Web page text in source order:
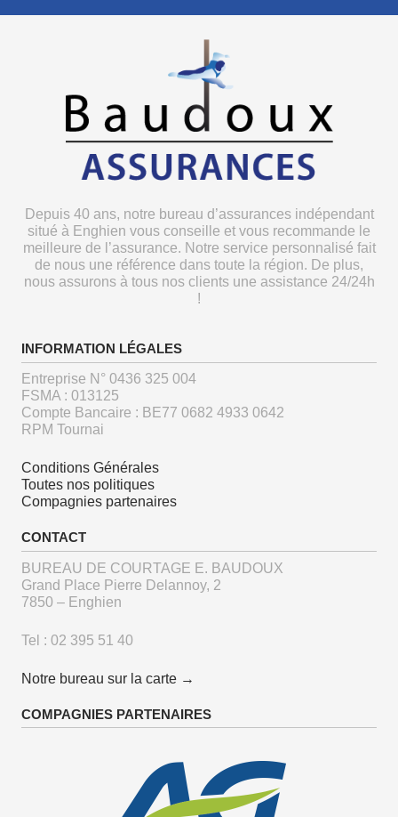
Depuis 40 ans, notre bureau d’assurances indépendant
situé à Enghien vous conseille et vous recommande le
meilleure de l’assurance. Notre service personnalisé fait
de nous une référence dans toute la région. De plus,
nous assurons à tous nos clients une assistance 24/24h
!
INFORMATION LÉGALES
Entreprise N° 0436 325 004
FSMA : 013125
Compte Bancaire : BE77 0682 4933 0642
RPM Tournai
Conditions Générales
Toutes nos politiques
Compagnies partenaires
CONTACT
BUREAU DE COURTAGE E. BAUDOUX
Grand Place Pierre Delannoy, 2
7850 – Enghien
Tel : 02 395 51 40
Notre bureau sur la carte →
COMPAGNIES PARTENAIRES